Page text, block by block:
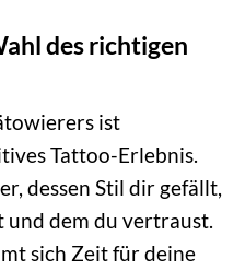
des richtigen
ist
Tattoo-Erlebnis.
dessen Stil dir gefällt,
dem du vertraust.
sich Zeit für deine